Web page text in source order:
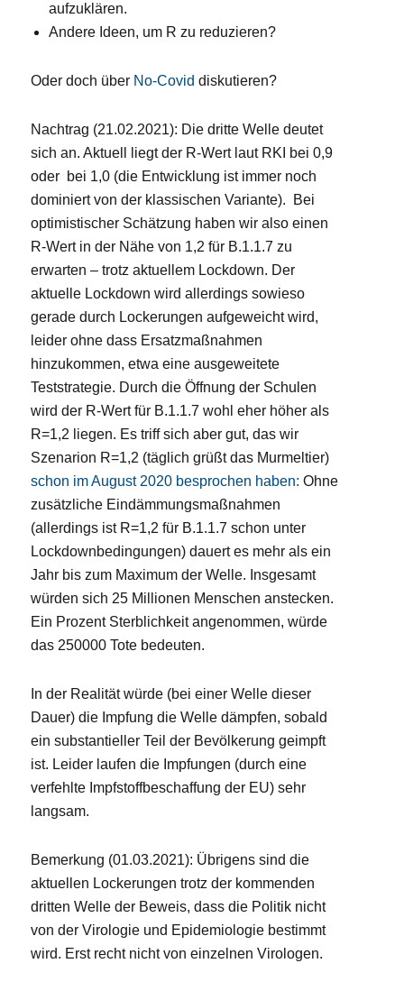
aufzuklären.
Andere Ideen, um R zu reduzieren?
Oder doch über No-Covid diskutieren?
Nachtrag (21.02.2021): Die dritte Welle deutet
sich an. Aktuell liegt der R-Wert laut RKI bei 0,9
oder bei 1,0 (die Entwicklung ist immer noch
dominiert von der klassischen Variante). Bei
optimistischer Schätzung haben wir also einen
R-Wert in der Nähe von 1,2 für B.1.1.7 zu
erwarten – trotz aktuellem Lockdown. Der
aktuelle Lockdown wird allerdings sowieso
gerade durch Lockerungen aufgeweicht wird,
leider ohne dass Ersatzmaßnahmen
hinzukommen, etwa eine ausgeweitete
Teststrategie. Durch die Öffnung der Schulen
wird der R-Wert für B.1.1.7 wohl eher höher als
R=1,2 liegen. Es triff sich aber gut, das wir
Szenarion R=1,2 (täglich grüßt das Murmeltier)
schon im August 2020 besprochen haben: Ohne
zusätzliche Eindämmungsmaßnahmen
(allerdings ist R=1,2 für B.1.1.7 schon unter
Lockdownbedingungen) dauert es mehr als ein
Jahr bis zum Maximum der Welle. Insgesamt
würden sich 25 Millionen Menschen anstecken.
Ein Prozent Sterblichkeit angenommen, würde
das 250000 Tote bedeuten.
In der Realität würde (bei einer Welle dieser
Dauer) die Impfung die Welle dämpfen, sobald
ein substantieller Teil der Bevölkerung geimpft
ist. Leider laufen die Impfungen (durch eine
verfehlte Impfstoffbeschaffung der EU) sehr
langsam.
Bemerkung (01.03.2021): Übrigens sind die
aktuellen Lockerungen trotz der kommenden
dritten Welle der Beweis, dass die Politik nicht
von der Virologie und Epidemiologie bestimmt
wird. Erst recht nicht von einzelnen Virologen.